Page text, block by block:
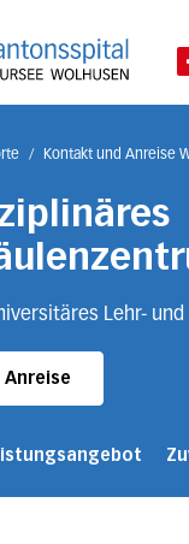
/ Kontakt und Anreise
Lehr-